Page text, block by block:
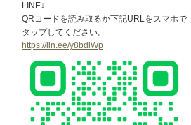
LINE↓
QRコードを読み取るか下記URLをスマホで
タップしてください。
https://lin.ee/y8bdlWp